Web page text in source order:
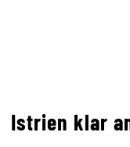
Istrien klar